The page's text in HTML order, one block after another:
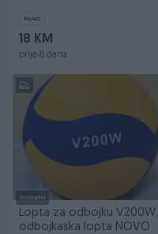
Novo
18 KM
prije 8 dana
Dostupno
Lopta za odbojku V200W,
odbojkaska lopta NOVO